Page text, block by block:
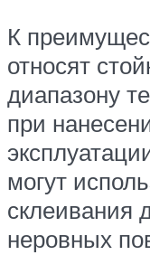
К
относят
диапазону
при
могут
склеивания
неровных